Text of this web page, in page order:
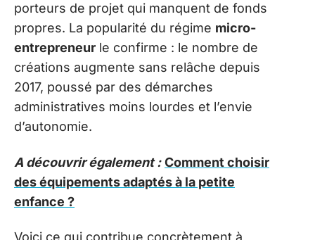
porteurs de projet qui manquent de fonds
propres. La popularité du régime micro-
entrepreneur le confirme : le nombre de
créations augmente sans relâche depuis
2017, poussé par des démarches
administratives moins lourdes et l’envie
d’autonomie.
A découvrir également : Comment choisir
des équipements adaptés à la petite
enfance ?